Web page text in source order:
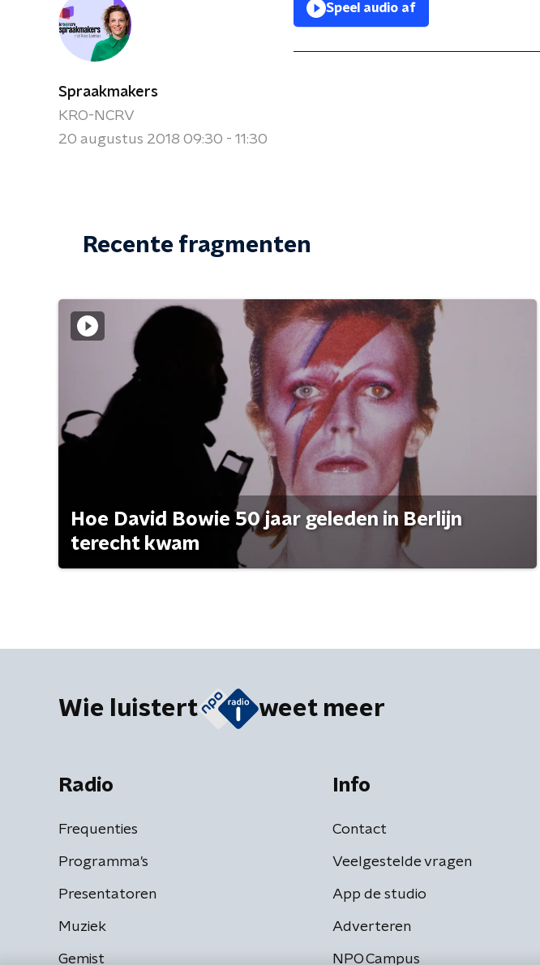
Spraakmakers
KRO-NCRV
20 augustus 2018 09:30 - 11:30
Speel audio af
Recente fragmenten
Hoe David Bowie 50 jaar geleden in Berlijn
terecht kwam
Wie luistert weet meer
Radio
Frequenties
Programma's
Presentatoren
Muziek
Gemist
Info
Contact
Veelgestelde vragen
App de studio
Adverteren
NPO Campus